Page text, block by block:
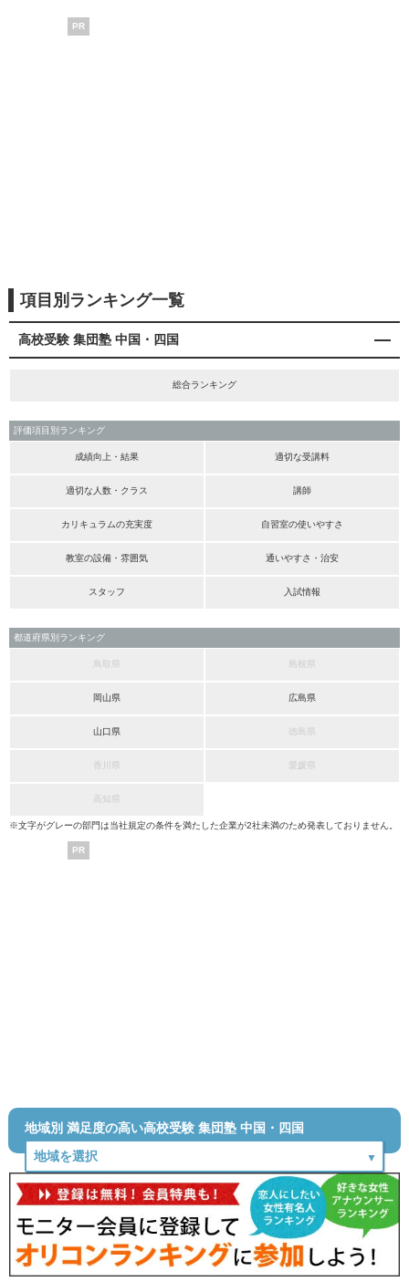
PR
項目別ランキング一覧
高校受験 集団塾 中国・四国
総合ランキング
評価項目別ランキング
成績向上・結果 適切な受講料
適切な人数・クラス 講師
カリキュラムの充実度 自習室の使いやすさ
教室の設備・雰囲気 通いやすさ・治安
スタッフ 入試情報
都道府県別ランキング
鳥取県 島根県
岡山県 広島県
山口県 徳島県
香川県 愛媛県
高知県
※文字がグレーの部門は当社規定の条件を満たした企業が2社未満のため発表しておりません。
PR
地域別 満足度の高い高校受験 集団塾 中国・四国